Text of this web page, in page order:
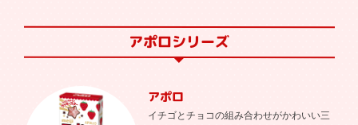
アポロシリーズ
アポロ
イチゴとチョコの組み合わせがかわいい三